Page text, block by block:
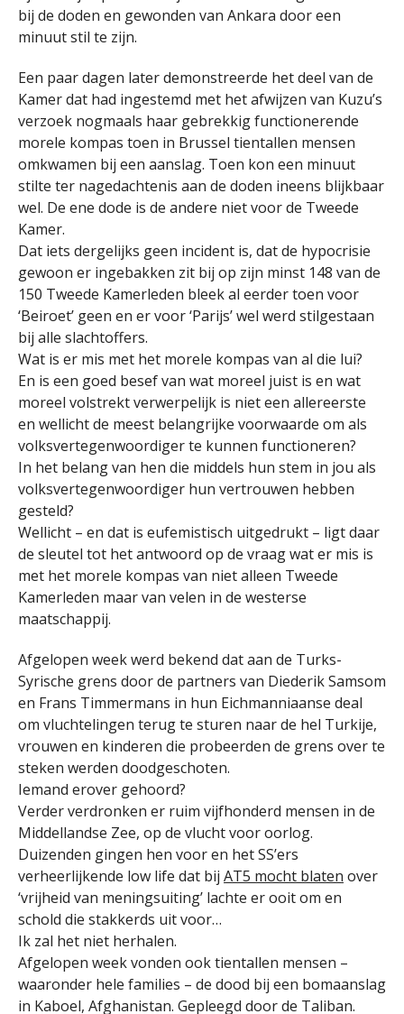
bij de doden en gewonden van Ankara door een
minuut stil te zijn.
Een paar dagen later demonstreerde het deel van de
Kamer dat had ingestemd met het afwijzen van Kuzu’s
verzoek nogmaals haar gebrekkig functionerende
morele kompas toen in Brussel tientallen mensen
omkwamen bij een aanslag. Toen kon een minuut
stilte ter nagedachtenis aan de doden ineens blijkbaar
wel. De ene dode is de andere niet voor de Tweede
Kamer.
Dat iets dergelijks geen incident is, dat de hypocrisie
gewoon er ingebakken zit bij op zijn minst 148 van de
150 Tweede Kamerleden bleek al eerder toen voor
‘Beiroet’ geen en er voor ‘Parijs’ wel werd stilgestaan
bij alle slachtoffers.
Wat is er mis met het morele kompas van al die lui?
En is een goed besef van wat moreel juist is en wat
moreel volstrekt verwerpelijk is niet een allereerste
en wellicht de meest belangrijke voorwaarde om als
volksvertegenwoordiger te kunnen functioneren?
In het belang van hen die middels hun stem in jou als
volksvertegenwoordiger hun vertrouwen hebben
gesteld?
Wellicht – en dat is eufemistisch uitgedrukt – ligt daar
de sleutel tot het antwoord op de vraag wat er mis is
met het morele kompas van niet alleen Tweede
Kamerleden maar van velen in de westerse
maatschappij.
Afgelopen week werd bekend dat aan de Turks-
Syrische grens door de partners van Diederik Samsom
en Frans Timmermans in hun Eichmanniaanse deal
om vluchtelingen terug te sturen naar de hel Turkije,
vrouwen en kinderen die probeerden de grens over te
steken werden doodgeschoten.
Iemand erover gehoord?
Verder verdronken er ruim vijfhonderd mensen in de
Middellandse Zee, op de vlucht voor oorlog.
Duizenden gingen hen voor en het SS’ers
verheerlijkende low life dat bij AT5 mocht blaten over
‘vrijheid van meningsuiting’ lachte er ooit om en
schold die stakkerds uit voor…
Ik zal het niet herhalen.
Afgelopen week vonden ook tientallen mensen –
waaronder hele families – de dood bij een bomaanslag
in Kaboel, Afghanistan. Gepleegd door de Taliban.